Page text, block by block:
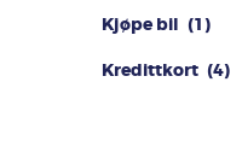
Kjøpe bil (1)
Kredittkort (4)